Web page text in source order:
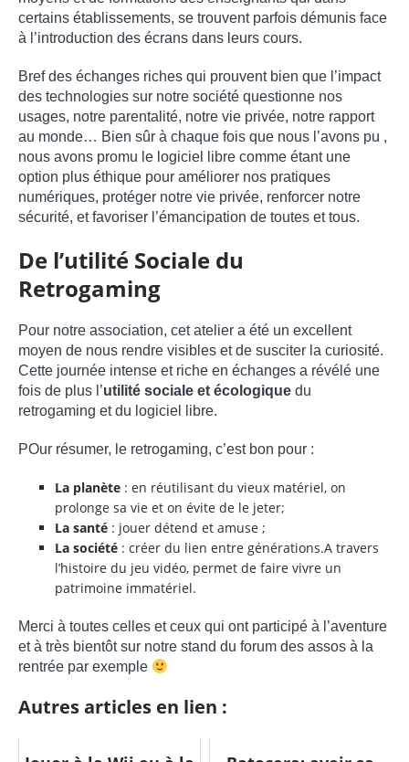
certains établissements, se trouvent parfois démunis face
à l’introduction des écrans dans leurs cours.
Bref des échanges riches qui prouvent bien que l’impact
des technologies sur notre société questionne nos
usages, notre parentalité, notre vie privée, notre rapport
au monde… Bien sûr à chaque fois que nous l’avons pu ,
nous avons promu le logiciel libre comme étant une
option plus éthique pour améliorer nos pratiques
numériques, protéger notre vie privée, renforcer notre
sécurité, et favoriser l’émancipation de toutes et tous.
De l’utilité Sociale du
Retrogaming
Pour notre association, cet atelier a été un excellent
moyen de nous rendre visibles et de susciter la curiosité.
Cette journée intense et riche en échanges a révélé une
fois de plus l’utilité sociale et écologique du
retrogaming et du logiciel libre.
POur résumer, le retrogaming, c’est bon pour :
La planète : en réutilisant du vieux matériel, on
prolonge sa vie et on évite de le jeter;
La santé : jouer détend et amuse ;
La société : créer du lien entre générations.A travers
l’histoire du jeu vidéo, permet de faire vivre un
patrimoine immatériel.
Merci à toutes celles et ceux qui ont participé à l’aventure
et à très bientôt sur notre stand du forum des assos à la
rentrée par exemple
Autres articles en lien :